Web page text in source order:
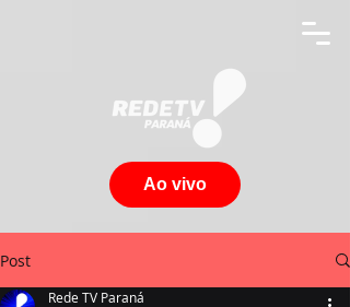
Ao vivo
Post
Rede TV Paraná